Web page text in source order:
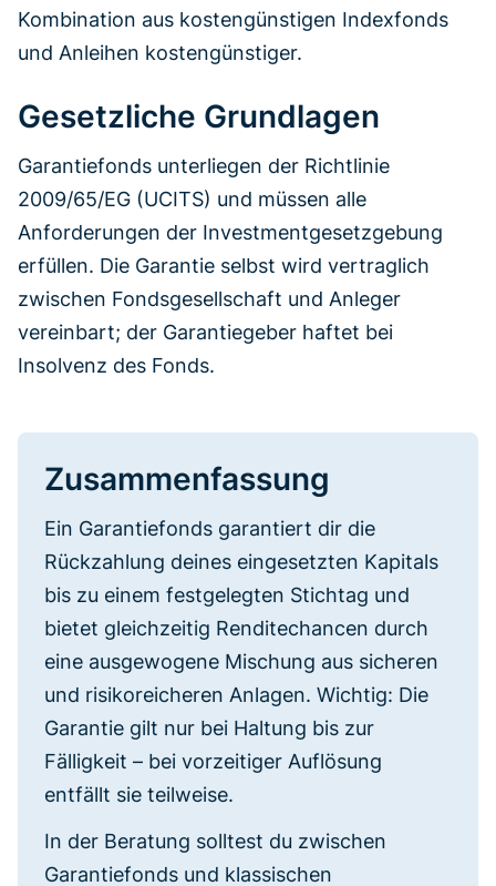
Kombination aus kostengünstigen Indexfonds
und Anleihen kostengünstiger.
Gesetzliche Grundlagen
Garantiefonds unterliegen der Richtlinie
2009/65/EG (UCITS) und müssen alle
Anforderungen der Investmentgesetzgebung
erfüllen. Die Garantie selbst wird vertraglich
zwischen Fondsgesellschaft und Anleger
vereinbart; der Garantiegeber haftet bei
Insolvenz des Fonds.
Zusammenfassung
Ein Garantiefonds garantiert dir die
Rückzahlung deines eingesetzten Kapitals
bis zu einem festgelegten Stichtag und
bietet gleichzeitig Renditechancen durch
eine ausgewogene Mischung aus sicheren
und risikoreicheren Anlagen. Wichtig: Die
Garantie gilt nur bei Haltung bis zur
Fälligkeit – bei vorzeitiger Auflösung
entfällt sie teilweise.
In der Beratung solltest du zwischen
Garantiefonds und klassischen